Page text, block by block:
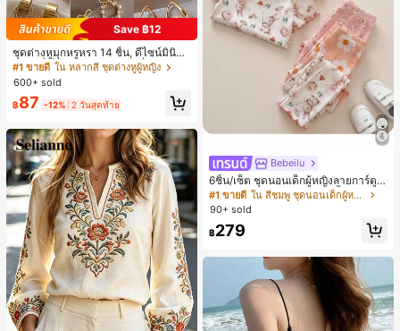
Save ฿12
ชุดต่างหูมุกหรูหรา 14 ชิ้น, ดีไซน์มินิมอ
ลใหม่ที่เป็นเอกลักษณ์ ต่างหูที่สง่างาม
สำหรับผู้หญิง, ของขวัญสำหรับเธอ
#1 ขายดี ใน หลากสี ชุดต่างหูผู้หญิง
600+ sold
฿87 -12% 2 วันสุดท้าย
Bebeilu
6ชิ้น/เซ็ต ชุดนอนเด็กผู้หญิงลายการ์ตูน
หมีและดอกไม้ คอกลม แขนสั้น กางเกง
ขาสั้น ขอบระบาย สวมใส่สบาย
#1 ขายดี
ใน สีชมพู ชุดนอนเด็กผู้หญิง
90+ sold
฿279